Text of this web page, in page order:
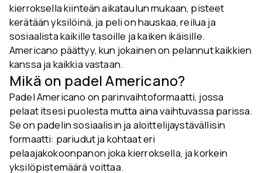
kierroksella kiinteän aikataulun mukaan, pisteet
kerätään yksilöinä, ja peli on hauskaa, reilua ja
sosiaalista kaikille tasoille ja kaiken ikäisille.
Americano päättyy, kun jokainen on pelannut kaikkien
kanssa ja kaikkia vastaan.
Mikä on padel Americano?
Padel Americano on parinvaihtoformaatti, jossa
pelaat itsesi puolesta mutta aina vaihtuvassa parissa.
Se on padelin sosiaalisin ja aloittelijaystävällisin
formaatti: pariudut ja kohtaat eri
pelaajakokoonpanon joka kierroksella, ja korkein
yksilöpistemäärä voittaa.